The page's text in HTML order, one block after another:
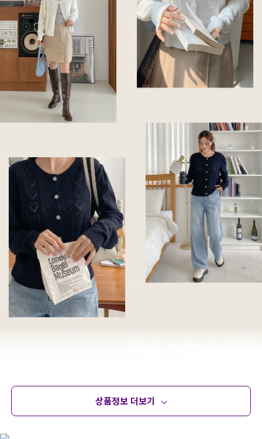
상품정보 더보기